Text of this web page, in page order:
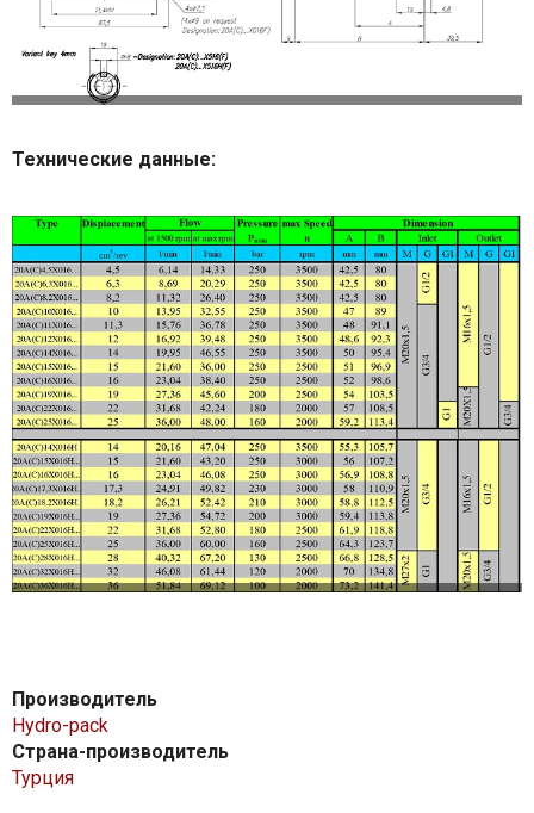
Технические данные:
Производитель
Hydro-pack
Страна-производитель
Турция